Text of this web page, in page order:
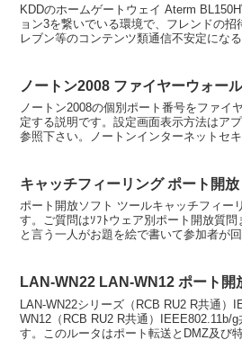
KDDのホームゲートウェイ Aterm
ョン3を繋いでいる環境で、フレンドの招
レブン等のコンテンツ類通信不安定にな
ノートン2008 ファイヤーウォー
ノートン2008の個別ポート番号をファイ
定する説明です。設定画面表示方法はア
参照下さい。ノートンインターネットセ
キャッチフィーリング ポート開放
ポート開放ソフト ツールキャッチフィー
す。ご質問はｿﾌﾄウェア別ポート開放質
と言う一人がお題を絵で書いて参加者が
LAN-WN22 LAN-WN12 ポート開
LAN-WN22シリーズ（RCB RU2 R共通）
WN12（RCB RU2 R共通）IEEE802.11b/
す。このルータはポート転送とDMZ及び